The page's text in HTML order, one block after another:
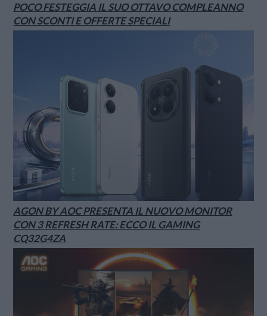
POCO FESTEGGIA IL SUO OTTAVO COMPLEANNO
CON SCONTI E OFFERTE SPECIALI
AGON BY AOC PRESENTA IL NUOVO MONITOR
CON 3 REFRESH RATE: ECCO IL GAMING
CQ32G4ZA